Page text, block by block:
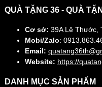
QUÀ TẶNG 36 - QUÀ
Cơ sở: 39A Lê Thước,
Mobi/Zalo:
Email:
Website: https://
DANH MỤC SẢN PHẨM